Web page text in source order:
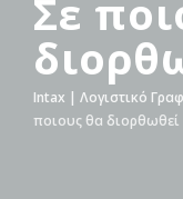
Σε
Intax | Λογιστικό
ποιους θα